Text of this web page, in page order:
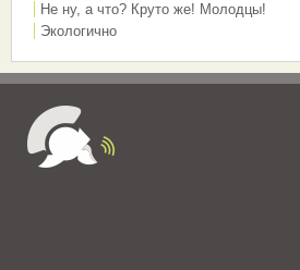
Не ну, а что? Круто же! Молодцы!
Экологично